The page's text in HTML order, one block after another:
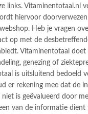
links. Vitaminentotaal.nl
hiervoor
Heb je vragen
op met de
Vitaminentotaal doet
genezing of
is uitsluitend bedoeld
er rekening mee dat de
is geëvalueerd door
van de informatie dient